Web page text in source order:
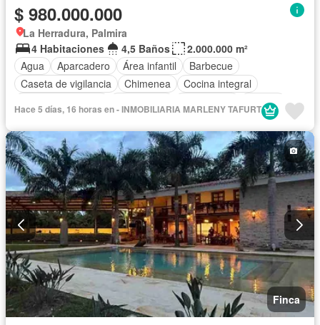
$ 980.000.000
La Herradura, Palmira
4 Habitaciones
4,5 Baños
2.000.000 m²
Agua
Aparcadero Área infantil
Barbecue
Caseta de vigilancia
Chimenea
Cocina integral
Jacuzzi
Tanque de agua
Hace 5 días, 16 horas en - INMOBILIARIA MARLENY TAFURT
Finca